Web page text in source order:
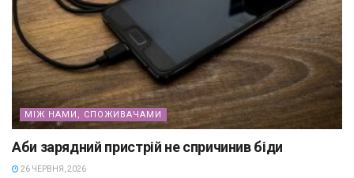
МІЖ НАМИ, СПОЖИВАЧАМИ
Аби зарядний пристрій не спричинив біди
26 ЧЕРВНЯ, 2026